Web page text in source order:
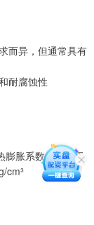
而异，但通常具有
耐腐蚀性
膨胀系数，有助于
cm³